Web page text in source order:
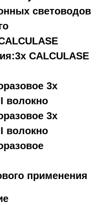
световодов
CALCULASE
3x
волокно
3x
волокно
применения